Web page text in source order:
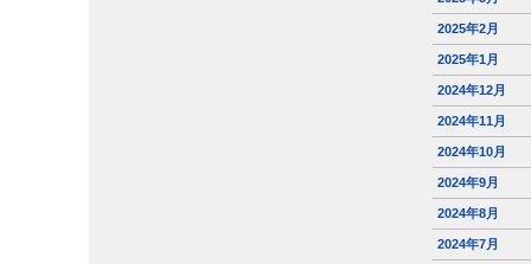
2025年2月
2025年1月
2024年12月
2024年11月
2024年10月
2024年9月
2024年8月
2024年7月